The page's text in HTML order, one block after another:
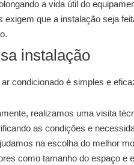
a vida útil do
exigem que a instalação seja
instalação
condicionado é simples e
realizamos uma visita
as condições e
na escolha do melhor
como tamanho do espaço e